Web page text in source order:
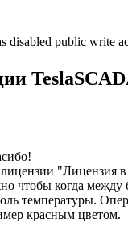
disabled public write
"Лицензия в
чтобы когда между
температуры.
красным цветом.